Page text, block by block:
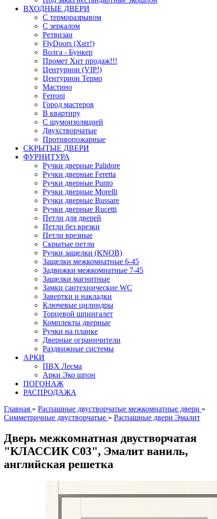
ВХОДНЫЕ ДВЕРИ
С терморазрывом
С зеркалом
Ретвизан
FlyDoors (Хит!)
Волга - Бункер
Промет Хит продаж!!!
Центурион (VIP!)
Центурион Термо
Мастино
Ferroni
Город мастеров
В квартиру
С шумоизоляцией
Двухстворчатые
Противопожарные
СКРЫТЫЕ ДВЕРИ
ФУРНИТУРА
Ручки дверные Palidore
Ручки дверные Feretta
Ручки дверные Punto
Ручки дверные Morelli
Ручки дверные Bussare
Ручки дверные Rucetti
Петли для дверей
Петли без врезки
Петли врезные
Скрытые петли
Ручки защелки (KNOB)
Защелки межкомнатные 6-45
Задвижки межкомнатные 7-45
Защелки магнитные
Замки сантехнические WC
Завертки и накладки
Ключевые цилиндры
Торцевой шпингалет
Комплекты дверные
Ручки на планке
Дверные ограничители
Раздвижные системы
АРКИ
ПВХ Лесма
Арки Эко шпон
ПОГОНАЖ
РАСПРОДАЖА
Главная » Распашные двустворчатые межкомнатные двери »
Симметричные двустворчатые » Распашные двери Эмалит
Дверь межкомнатная двустворчатая
"КЛАССИК C03", Эмалит ваниль,
английская решетка